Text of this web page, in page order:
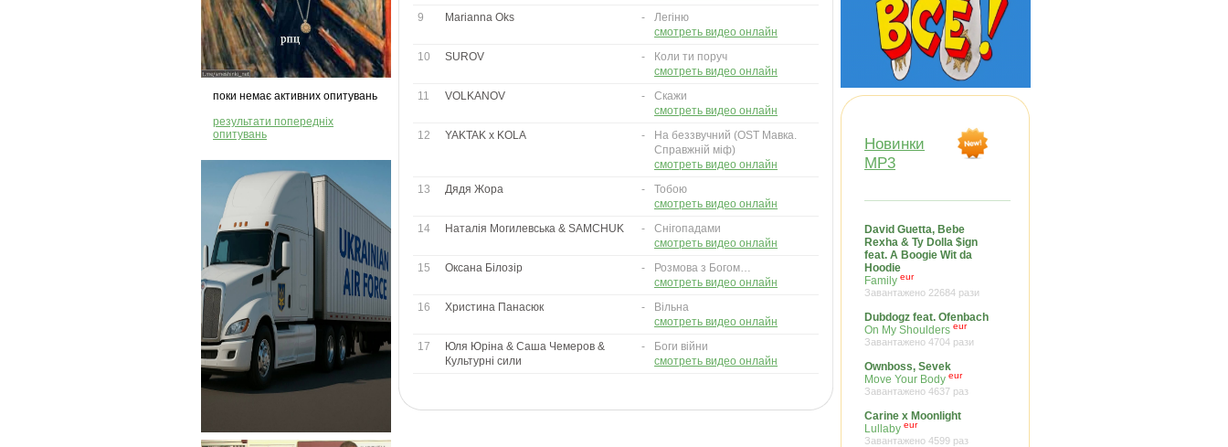
поки немає активних опитувань
результати попередніх
опитувань
9
Marianna Oks -
Легіню
смотреть видео онлайн
10
SUROV -
Коли ти поруч
смотреть видео онлайн
11
VOLKANOV -
Скажи
смотреть видео онлайн
12
YAKTAK x KOLA -
На беззвучний (OST Мавка.
Справжній міф)
смотреть видео онлайн
13
Дядя Жора -
Тобою
смотреть видео онлайн
14
Наталія Могилевська & SAMCHUK -
Снігопадами
смотреть видео онлайн
15
Оксана Білозір -
Розмова з Богом…
смотреть видео онлайн
16
Христина Панасюк -
Вільна
смотреть видео онлайн
17
Юля Юріна & Саша Чемеров &
Культурні сили
-
Боги війни
смотреть видео онлайн
Новинки
MP3
David Guetta, Bebe
Rexha & Ty Dolla $ign
feat. A Boogie Wit da
Hoodie
Family eur
Завантажено 22684 рази
Dubdogz feat. Ofenbach
On My Shoulders eur
Завантажено 4704 рази
Ownboss, Sevek
Move Your Body eur
Завантажено 4637 раз
Carine x Moonlight
Lullaby eur
Завантажено 4599 раз